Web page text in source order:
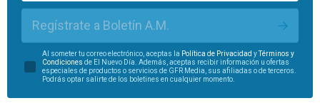
Regístrate a Boletín A.M.
Al someter tu correo electrónico, aceptas la Política de Privacidad y
Términos y
Condiciones de El Nuevo Día. Además, aceptas recibir información u ofertas
especiales de productos o servicios de GFR Media, sus afiliadas o de terceros.
Podrás optar salirte de los boletines en cualquier momento.